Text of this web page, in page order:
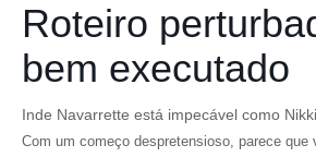
Roteiro
bem executado
Inde Navarrette está impecável como Nikki.
Com um começo despretensioso, parece